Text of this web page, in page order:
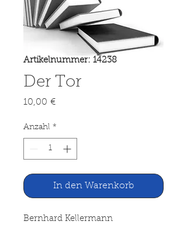
Artikelnummer: 14238
Der Tor
10,00 €Preis
Anzahl *
In den Warenkorb
Bernhard Kellermann